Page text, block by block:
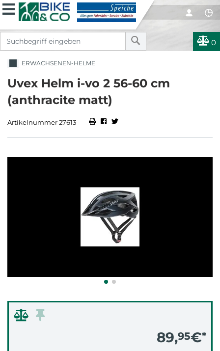
0
ERWACHSENEN-HELME
Uvex Helm i-vo 2 56-60 cm
(anthracite matt)
Artikelnummer 27613
89,95€*